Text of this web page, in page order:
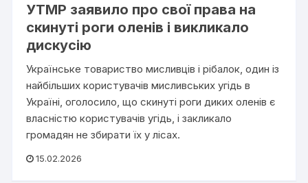
УТМР заявило про свої права на
скинуті роги оленів і викликало
дискусію
Українське товариство мисливців і рібалок, один із
найбільших користувачів мисливських угідь в
Україні, оголосило, що скинуті роги диких оленів є
власністю користувачів угідь, і закликало
громадян не збирати їх у лісах.
15.02.2026